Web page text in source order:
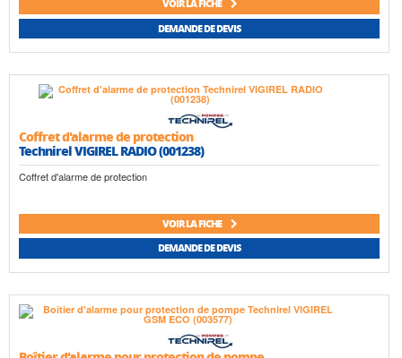
VOIR LA FICHE
DEMANDE DE DEVIS
Coffret d'alarme de protection
Technirel VIGIREL RADIO (001238)
Coffret d'alarme de protection
VOIR LA FICHE
DEMANDE DE DEVIS